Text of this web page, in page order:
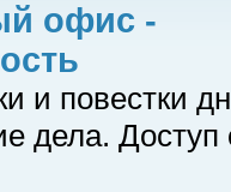
офис -
и повестки
дела.